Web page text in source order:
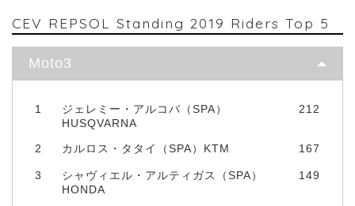
CEV REPSOL Standing 2019 Riders Top 5
Moto3
1
ジェレミー・アルコバ（SPA）
HUSQVARNA
212
2 カルロス・タタイ（SPA）KTM 167
3
シャヴィエル・アルティガス（SPA）
HONDA
149